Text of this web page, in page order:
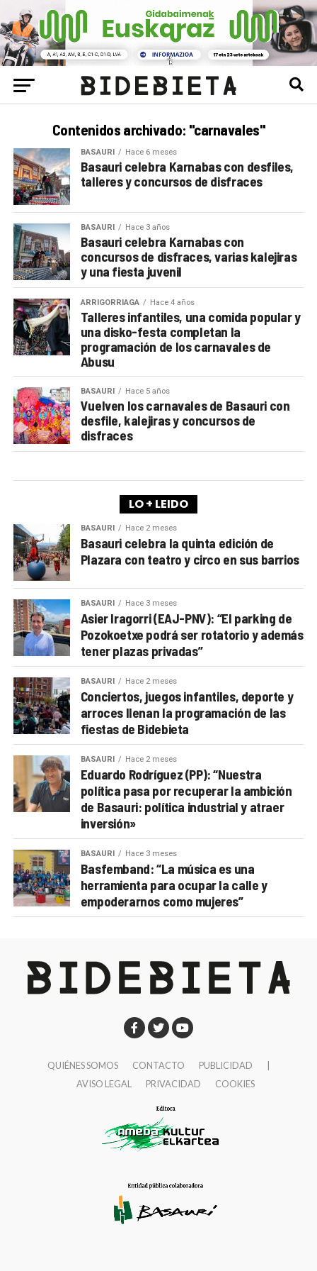
Contenidos archivado: "carnavales"
BASAURI Hace 6 meses
Basauri celebra Karnabas con desfiles,
talleres y concursos de disfraces
BASAURI Hace 3 años
Basauri celebra Karnabas con
concursos de disfraces, varias kalejiras
y una fiesta juvenil
ARRIGORRIAGA Hace 4 años
Talleres infantiles, una comida popular y
una disko-festa completan la
programación de los carnavales de
Abusu
BASAURI Hace 5 años
Vuelven los carnavales de Basauri con
desfile, kalejiras y concursos de
disfraces
LO + LEIDO
BASAURI Hace 2 meses
Basauri celebra la quinta edición de
Plazara con teatro y circo en sus barrios
BASAURI Hace 3 meses
Asier Iragorri (EAJ-PNV): “El parking de
Pozokoetxe podrá ser rotatorio y además
tener plazas privadas”
BASAURI Hace 2 meses
Conciertos, juegos infantiles, deporte y
arroces llenan la programación de las
fiestas de Bidebieta
BASAURI Hace 2 meses
Eduardo Rodríguez (PP): “Nuestra
política pasa por recuperar la ambición
de Basauri: política industrial y atraer
inversión»
BASAURI Hace 3 meses
Basfemband: “La música es una
herramienta para ocupar la calle y
empoderarnos como mujeres”
QUIÉNES SOMOS CONTACTO PUBLICIDAD
AVISO LEGAL
PRIVACIDAD COOKIES